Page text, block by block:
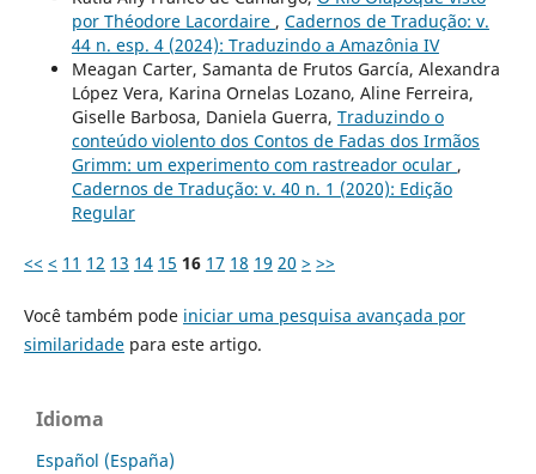
por Théodore Lacordaire , Cadernos de Tradução: v.
44 n. esp. 4 (2024): Traduzindo a Amazônia IV
Meagan Carter, Samanta de Frutos García, Alexandra
López Vera, Karina Ornelas Lozano, Aline Ferreira,
Giselle Barbosa, Daniela Guerra, Traduzindo o
conteúdo violento dos Contos de Fadas dos Irmãos
Grimm: um experimento com rastreador ocular ,
Cadernos de Tradução: v. 40 n. 1 (2020): Edição
Regular
<< < 11 12 13 14 15 16 17 18 19 20 > >>
Você também pode iniciar uma pesquisa avançada por
similaridadepara este artigo.
Idioma
Español (España)